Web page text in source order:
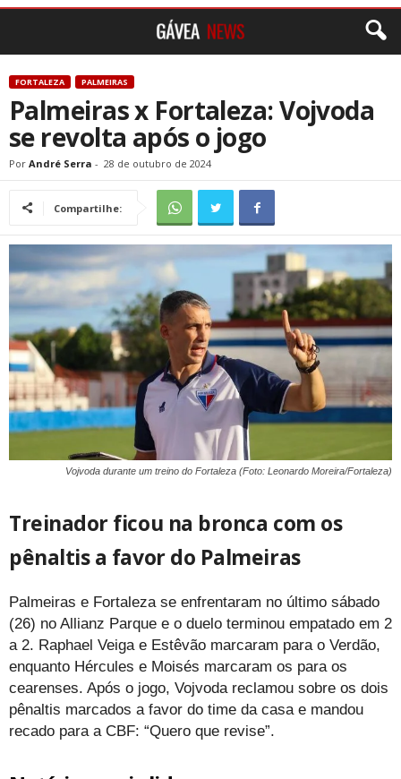
FORTALEZA PALMEIRAS
Palmeiras x Fortaleza: Vojvoda
se revolta após o jogo
Por André Serra - 28 de outubro de 2024
Compartilhe:
Vojvoda durante um treino do Fortaleza (Foto: Leonardo Moreira/Fortaleza)
Treinador ficou na bronca com os
pênaltis a favor do Palmeiras
Palmeiras e Fortaleza se enfrentaram no último sábado
(26) no Allianz Parque e o duelo terminou empatado em 2
a 2. Raphael Veiga e Estêvão marcaram para o Verdão,
enquanto Hércules e Moisés marcaram os para os
cearenses. Após o jogo, Vojvoda reclamou sobre os dois
pênaltis marcados a favor do time da casa e mandou
recado para a CBF: “Quero que revise”.